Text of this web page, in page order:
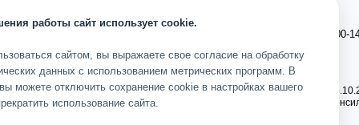
Карта сайта
Пн-Сб 08:00-20:00; Вс 09:00-
ОГРН 1093017002583 от
© 2010 — 2026 Клиника
работы сайт использует cookie.
сайтом, вы выражаете свое согласие на обработку
данных с использованием метрических программ. В
можете отключить сохранение cookie в настройках вашего
использование сайта.